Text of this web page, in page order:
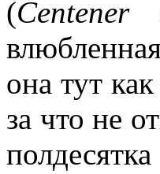
(Centener
она тут
за что не